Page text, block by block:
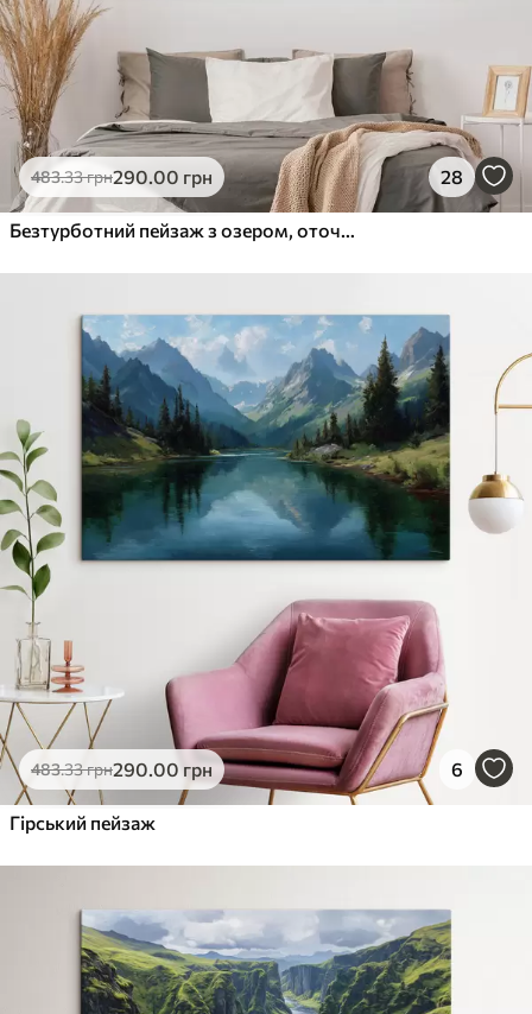
483.33грн290.00 грн 28
Безтурботний пейзаж з озером, оточеним соснами, що віддзеркалює теплі кольори західного неба
483.33грн290.00 грн 6
Гірський пейзаж